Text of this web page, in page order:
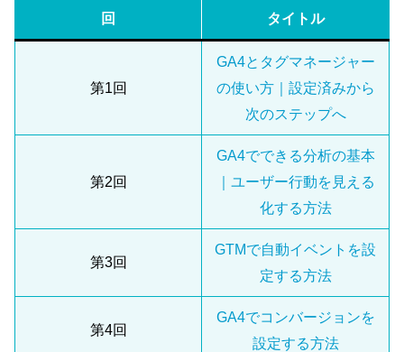
回 タイトル
第1回
GA4とタグマネージャー
の使い方｜設定済みから
次のステップへ
第2回
GA4でできる分析の基本
｜ユーザー行動を見える
化する方法
第3回
GTMで自動イベントを設
定する方法
第4回
GA4でコンバージョンを
設定する方法